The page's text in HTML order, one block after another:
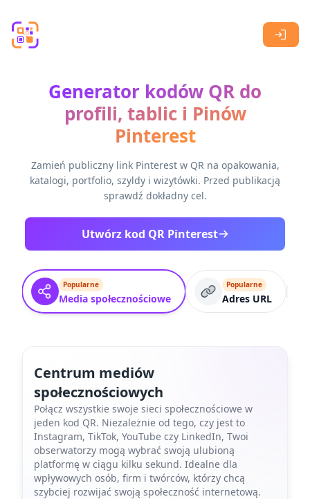
Generator kodów QR do
profili, tablic i Pinów
Pinterest
Zamień publiczny link Pinterest w QR na opakowania,
katalogi, portfolio, szyldy i wizytówki. Przed publikacją
sprawdź dokładny cel.
Utwórz kod QR Pinterest
Popularne
Media społecznościowe
Popularne
Adres URL
Centrum mediów
społecznościowych
Połącz wszystkie swoje sieci społecznościowe w
jeden kod QR. Niezależnie od tego, czy jest to
Instagram, TikTok, YouTube czy LinkedIn, Twoi
obserwatorzy mogą wybrać swoją ulubioną
platformę w ciągu kilku sekund. Idealne dla
wpływowych osób, firm i twórców, którzy chcą
szybciej rozwijać swoją społeczność internetową.